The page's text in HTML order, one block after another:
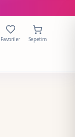
Favoriler Sepetim